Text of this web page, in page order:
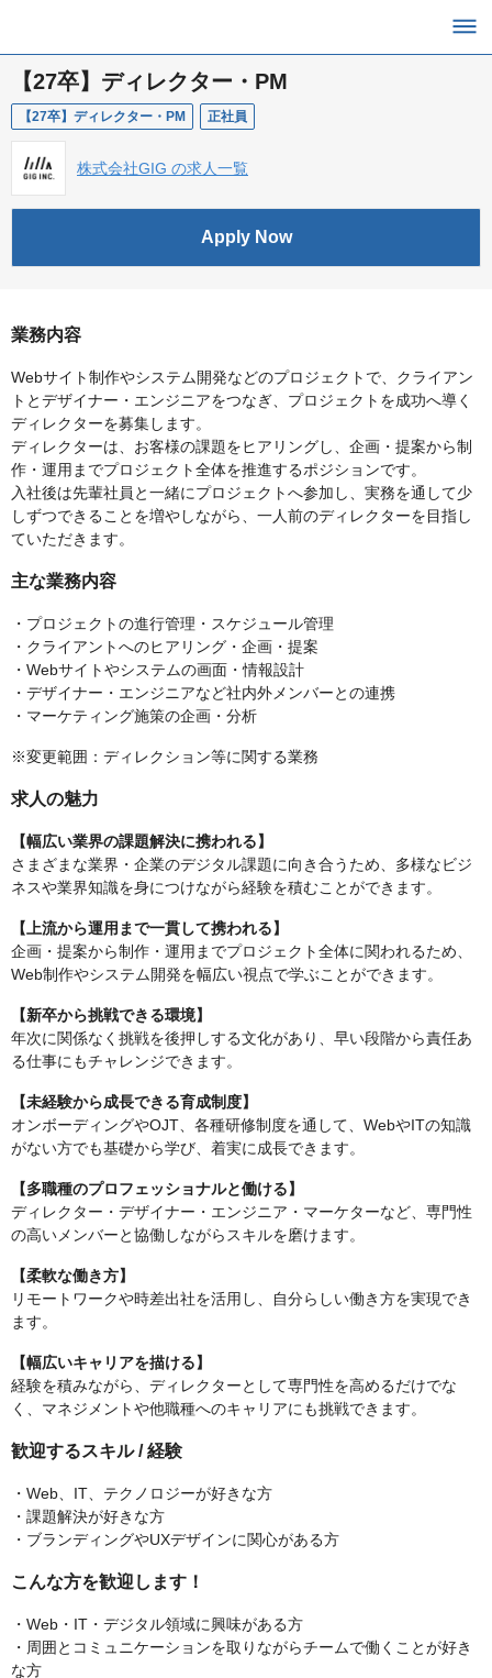
【27卒】ディレクター・PM
【27卒】ディレクター・PM 正社員
株式会社GIG の求人一覧
Apply Now
業務内容
Webサイト制作やシステム開発などのプロジェクトで、クライアン
トとデザイナー・エンジニアをつなぎ、プロジェクトを成功へ導く
ディレクターを募集します。
ディレクターは、お客様の課題をヒアリングし、企画・提案から制
作・運用までプロジェクト全体を推進するポジションです。
入社後は先輩社員と一緒にプロジェクトへ参加し、実務を通して少
しずつできることを増やしながら、一人前のディレクターを目指し
ていただきます。
主な業務内容
・プロジェクトの進行管理・スケジュール管理
・クライアントへのヒアリング・企画・提案
・Webサイトやシステムの画面・情報設計
・デザイナー・エンジニアなど社内外メンバーとの連携
・マーケティング施策の企画・分析
※変更範囲：ディレクション等に関する業務
求人の魅力
【幅広い業界の課題解決に携われる】
さまざまな業界・企業のデジタル課題に向き合うため、多様なビジ
ネスや業界知識を身につけながら経験を積むことができます。
【上流から運用まで一貫して携われる】
企画・提案から制作・運用までプロジェクト全体に関われるため、
Web制作やシステム開発を幅広い視点で学ぶことができます。
【新卒から挑戦できる環境】
年次に関係なく挑戦を後押しする文化があり、早い段階から責任あ
る仕事にもチャレンジできます。
【未経験から成長できる育成制度】
オンボーディングやOJT、各種研修制度を通して、WebやITの知識
がない方でも基礎から学び、着実に成長できます。
【多職種のプロフェッショナルと働ける】
ディレクター・デザイナー・エンジニア・マーケターなど、専門性
の高いメンバーと協働しながらスキルを磨けます。
【柔軟な働き方】
リモートワークや時差出社を活用し、自分らしい働き方を実現でき
ます。
【幅広いキャリアを描ける】
経験を積みながら、ディレクターとして専門性を高めるだけでな
く、マネジメントや他職種へのキャリアにも挑戦できます。
歓迎するスキル / 経験
・Web、IT、テクノロジーが好きな方
・課題解決が好きな方
・ブランディングやUXデザインに関心がある方
こんな方を歓迎します！
・Web・IT・デジタル領域に興味がある方
・周囲とコミュニケーションを取りながらチームで働くことが好き
な方